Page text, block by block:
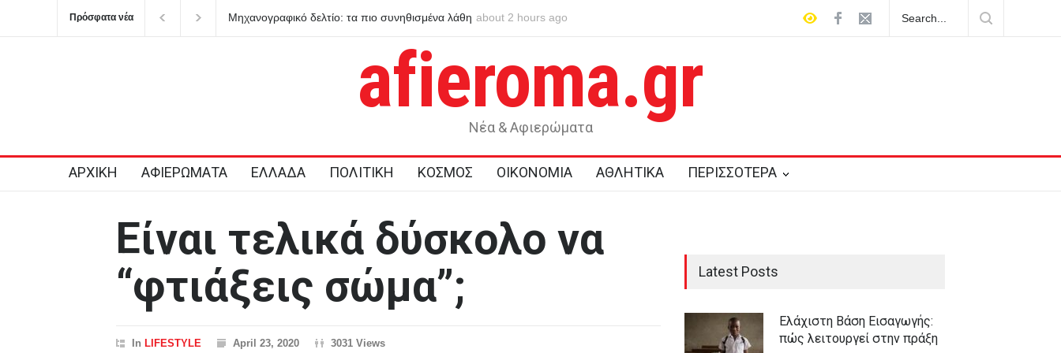
Πρόσφατα νέα Πανελλαδικές εξετάσεις: πώς υπολογίζονται τα μόρια Ελάχιστη Βάση Εισαγωγής: πώς λειτουργεί στην πράξη Μηχανογραφικό δελτίο: τα πιο συνηθισμένα λάθη
about 2 hours ago
afieroma.gr
Νέα & Αφιερώματα
ΑΡΧΙΚΗ ΑΦΙΕΡΩΜΑΤΑ ΕΛΛΑΔΑ ΠΟΛΙΤΙΚΗ ΚΟΣΜΟΣ ΟΙΚΟΝΟΜΙΑ ΑΘΛΗΤΙΚΑ ΠΕΡΙΣΣΟΤΕΡΑ
Είναι τελικά δύσκολο να
“φτιάξεις σώμα”;
In LIFESTYLE April 23, 2020 3031 Views
Latest Posts
Ελάχιστη Βάση Εισαγωγής:
πώς λειτουργεί στην πράξη